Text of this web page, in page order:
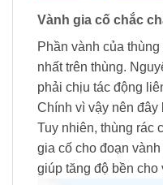
Vành gia cố chắc
Phần vành của
nhất trên thùng.
phải chịu tác động
Chính vì vậy nên
Tuy nhiên, thùng rác
gia cố cho đoạn
giúp tăng độ bền